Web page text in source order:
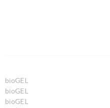
bioGEL
bioGEL
bioGEL